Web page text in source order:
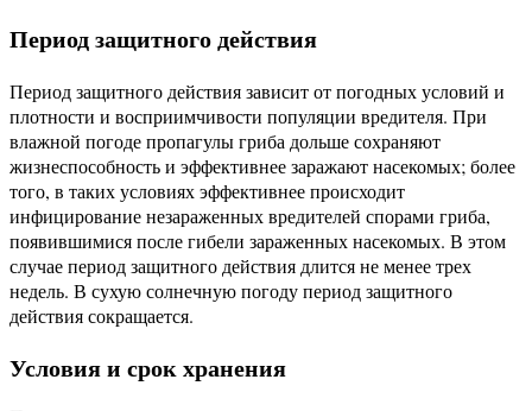
Период защитного действия
Период защитного действия зависит от погодных условий и
плотности и восприимчивости популяции вредителя. При
влажной погоде пропагулы гриба дольше сохраняют
жизнеспособность и эффективнее заражают насекомых; более
того, в таких условиях эффективнее происходит
инфицирование незараженных вредителей спорами гриба,
появившимися после гибели зараженных насекомых. В этом
случае период защитного действия длится не менее трех
недель. В сухую солнечную погоду период защитного
действия сокращается.
Условия и срок хранения